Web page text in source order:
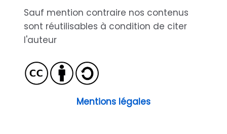
Sauf mention contraire nos contenus
sont réutilisables à condition de citer
l'auteur
Mentions légales